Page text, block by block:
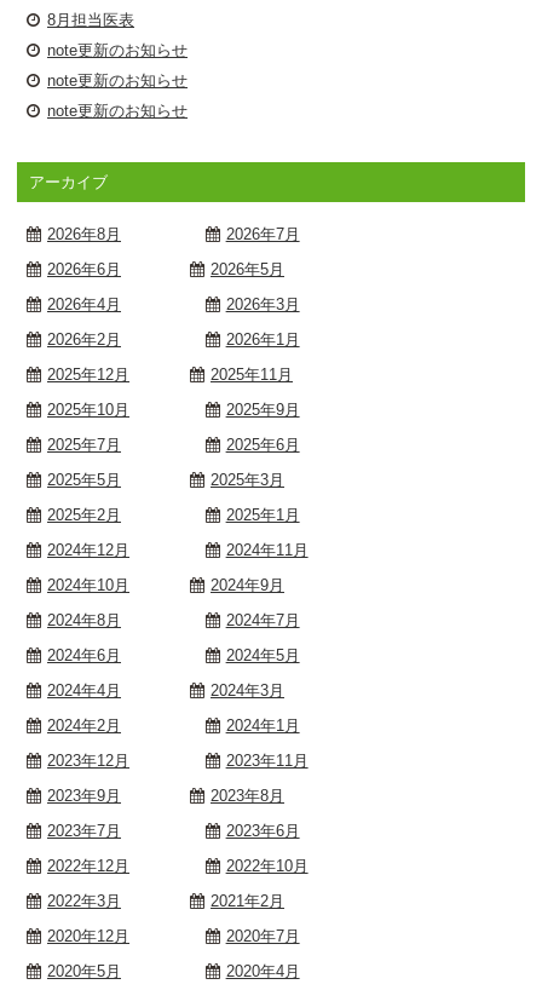
8月担当医表
note更新のお知らせ
note更新のお知らせ
note更新のお知らせ
アーカイブ
2026年8月
2026年7月
2026年6月
2026年5月
2026年4月
2026年3月
2026年2月
2026年1月
2025年12月
2025年11月
2025年10月
2025年9月
2025年7月
2025年6月
2025年5月
2025年3月
2025年2月
2025年1月
2024年12月
2024年11月
2024年10月
2024年9月
2024年8月
2024年7月
2024年6月
2024年5月
2024年4月
2024年3月
2024年2月
2024年1月
2023年12月
2023年11月
2023年9月
2023年8月
2023年7月
2023年6月
2022年12月
2022年10月
2022年3月
2021年2月
2020年12月
2020年7月
2020年5月
2020年4月